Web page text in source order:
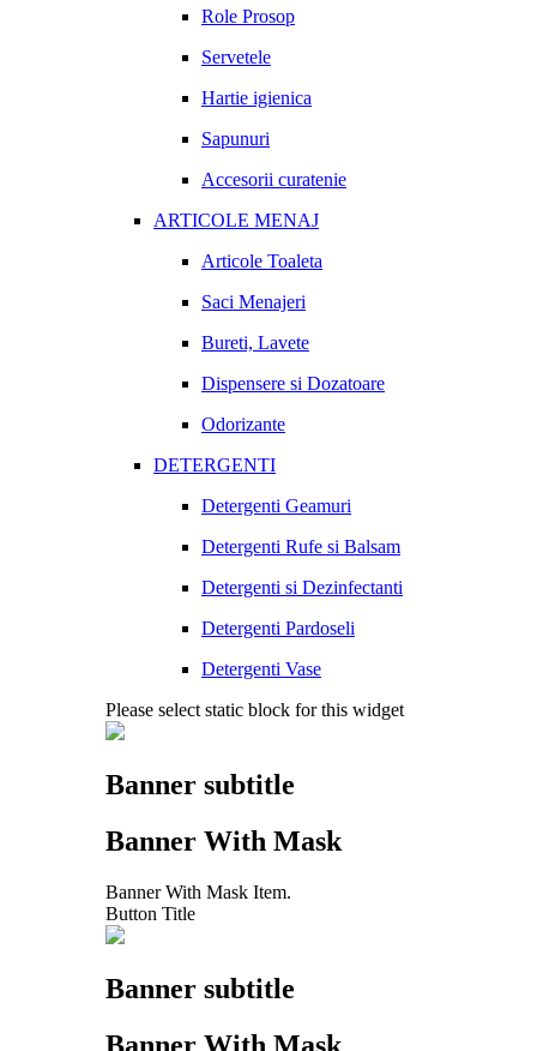
Role Prosop
Servetele
Hartie igienica
Sapunuri
Accesorii curatenie
ARTICOLE MENAJ
Articole Toaleta
Saci Menajeri
Bureti, Lavete
Dispensere si Dozatoare
Odorizante
DETERGENTI
Detergenti Geamuri
Detergenti Rufe si Balsam
Detergenti si Dezinfectanti
Detergenti Pardoseli
Detergenti Vase
Please select static block for this widget
Banner subtitle
Banner With Mask
Banner With Mask Item.
Button Title
Banner subtitle
Banner With Mask